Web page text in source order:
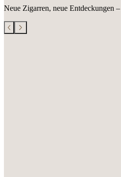
Neue Zigarren, neue Entdeckungen